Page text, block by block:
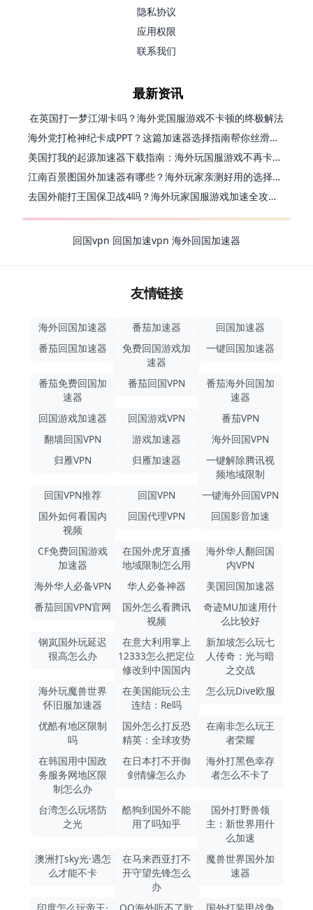
隐私协议
应用权限
联系我们
最新资讯
在英国打一梦江湖卡吗？海外党国服游戏不卡顿的终极解法
海外党打枪神纪卡成PPT？这篇加速器选择指南帮你丝滑上分
美国打我的起源加速器下载指南：海外玩国服游戏不再卡的终极方案
江南百景图国外加速器有哪些？海外玩家亲测好用的选择与避坑指南
去国外能打王国保卫战4吗？海外玩家国服游戏加速全攻略（附公主连结幻想江湖实测）
回国vpn 回国加速vpn 海外回国加速器
友情链接
海外回国加速器 番茄加速器
回国加速器
番茄回国加速器
免费回国游戏加
速器
一键回国加速器
番茄免费回国加
速器
番茄回国VPN
番茄海外回国加
速器
回国游戏加速器
回国游戏VPN
番茄VPN
翻墙回国VPN
游戏加速器
海外回国VPN
归雁VPN
归雁加速器
一键解除腾讯视
频地域限制
回国VPN推荐
回国VPN
一键海外回国VPN
国外如何看国内
视频
回国代理VPN 回国影音加速
CF免费回国游戏
加速器
在国外虎牙直播
地域限制怎么用
海外华人翻回国
内VPN
海外华人必备VPN
华人必备神器
美国回国加速器
番茄回国VPN官网
国外怎么看腾讯
视频
奇迹MU加速用什
么比较好
钢岚国外玩延迟
很高怎么办
在意大利用掌上
12333怎么把定位
修改到中国国内
新加坡怎么玩七
人传奇：光与暗
之交战
海外玩魔兽世界
怀旧服加速器
在美国能玩公主
连结：Re吗
怎么玩Dive欧服
优酷有地区限制
吗
国外怎么打反恐
精英：全球攻势
在南非怎么玩王
者荣耀
在韩国用中国政
务服务网地区限
制怎么办
在日本打不开御
剑情缘怎么办
海外打黑色幸存
者怎么不卡了
台湾怎么玩塔防
之光
酷狗到国外不能
用了吗知乎
国外打野兽领
主：新世界用什
么加速
澳洲打sky光·遇怎
么才能不卡
在马来西亚打不
开守望先锋怎么
办
魔兽世界国外加
速器